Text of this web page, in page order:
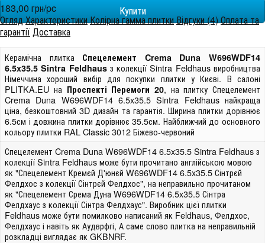
183,00 грн/pc
ОглядХарактеристикиКолірна гамма плиткиВідгуки (4)Оплата та
гарантії Доставка
Керамічна плитка Спецелемент Crema Duna W696WDF14
6.5x35.5 Sintra Feldhausз колекції Sintra Feldhaus виробництва
Німеччина хороший вибір для покупки плитки у Києві. В салоні
PLITKA.EU на Проспекті Перемоги 20, на плитку Спецелемент
Crema Duna W696WDF14 6.5x35.5 Sintra Feldhaus найкраща
ціна, безкоштовний 3D дизайн та гарантія. Ширина плитки дорівнює
6.5см і довжина плитки дорівнює 35.5см. Найближчий до основного
кольору плитки RAL Classic 3012 Біжево-червоний
Спецелемент Crema Duna W696WDF14 6.5x35.5 Sintra Feldhaus з
колекції Sintra Feldhaus може бути прочитано англійською мовою
як "Спецелемент Кремєй Д'юнєй W696WDF14 6.5x35.5 Сінтрєй
Фелдхос з колекції Сінтрєй Фелдхос", на неправильно прочитаном
як "Спецелемент Срема Дуна W696WDF14 6.5x35.5 Сінтра
Фелдхаус з колекції Сінтра Фелдхаус". Виробник цієї плитки
Feldhaus може бути помилково написаний як Feldhaus, Фелдхос,
Фелдхаус і навіть як Аудврфгі, А саме слово плитка на неправильній
розкладці виглядає як GKBNRF.